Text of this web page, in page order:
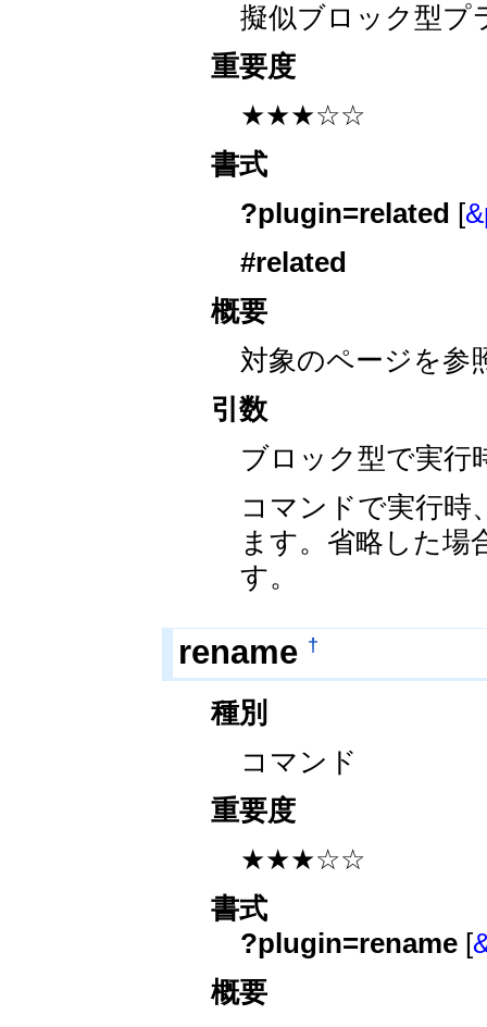
擬似ブロック型プ
重要度
★★★☆☆
書式
?plugin=related [
#related
概要
対象のページを参
引数
ブロック型で実行
コマンドで実行時
ます。省略した
す。
rename †
種別
コマンド
重要度
★★★☆☆
書式
?plugin=rename [
概要